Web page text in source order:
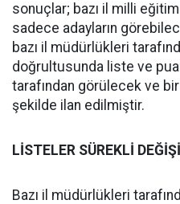
sonuçlar; bazı il milli
sadece adayların
bazı il müdürlükleri
doğrultusunda liste ve
tarafından görülecek ve
şekilde ilan edilmiştir.
LİSTELER SÜREKLİ
Bazı il müdürlükleri